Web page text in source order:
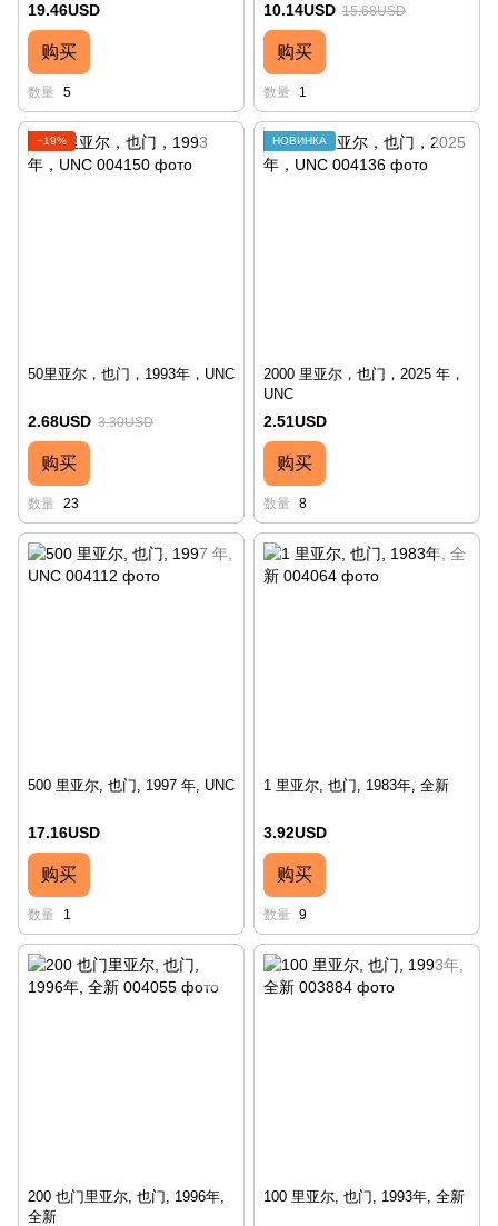
19.46USD
购买
数量 5
10.14USD 15.68USD
购买
数量 1
−19%
50里亚尔，也门，1993年，UNC
2.68USD 3.30USD
购买
数量 23
НОВИНКА
2000 里亚尔，也门，2025 年，
UNC
2.51USD
购买
数量 8
500 里亚尔, 也门, 1997 年, UNC
17.16USD
购买
数量 1
1 里亚尔, 也门, 1983年, 全新
3.92USD
购买
数量 9
200 也门里亚尔, 也门, 1996年,
全新
100 里亚尔, 也门, 1993年, 全新